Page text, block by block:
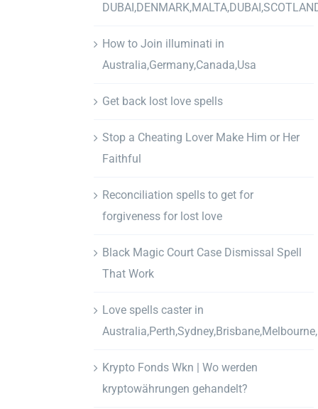
How to Join illuminati in
Australia,Germany,Canada,Usa
Get back lost love spells
Stop a Cheating Lover Make Him or Her
Faithful
Reconciliation spells to get for
forgiveness for lost love
Black Magic Court Case Dismissal Spell
That Work
Love spells caster in
Krypto Fonds Wkn | Wo werden
kryptowährungen gehandelt?